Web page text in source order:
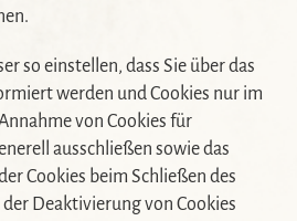
so einstellen, dass Sie über das
werden und Cookies nur im
von Cookies für
ausschließen sowie das
Cookies beim Schließen des
Deaktivierung von Cookies